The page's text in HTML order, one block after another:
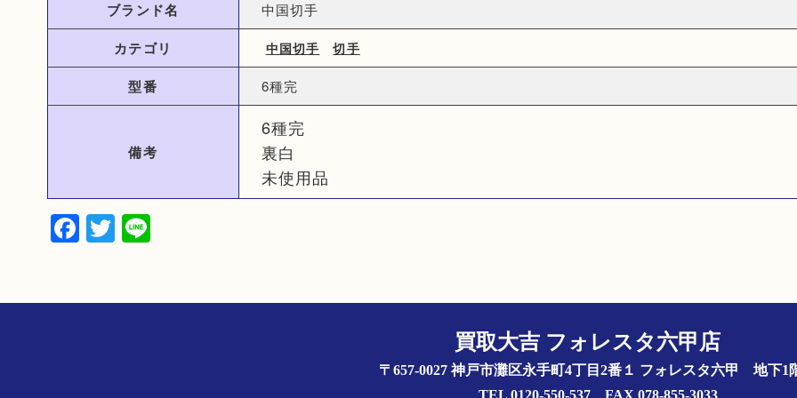
ブランド名 中国切手
カテゴリ 中国切手 切手
型番 6種完
備考
6種完
裏白
未使用品
Facebook
Twitter
Line
買取大吉 フォレスタ六甲店
〒657-0027 神戸市灘区永手町4丁目2番１ フォレスタ六甲 地下